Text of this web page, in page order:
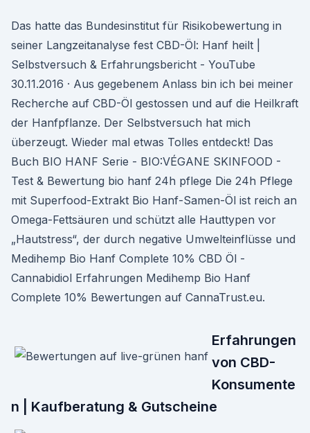
Das hatte das Bundes­institut für Risiko­bewertung in
seiner Lang­zeit­analyse fest CBD-Öl: Hanf heilt |
Selbstversuch & Erfahrungsbericht - YouTube
30.11.2016 · Aus gegebenem Anlass bin ich bei meiner
Recherche auf CBD-Öl gestossen und auf die Heilkraft
der Hanfpflanze. Der Selbstversuch hat mich
überzeugt. Wieder mal etwas Tolles entdeckt! Das
Buch BIO HANF Serie - BIO:VÉGANE SKINFOOD -
Test & Bewertung bio hanf 24h pflege Die 24h Pflege
mit Superfood-Extrakt Bio Hanf-Samen-Öl ist reich an
Omega-Fettsäuren und schützt alle Hauttypen vor
„Hautstress“, der durch negative Umwelteinflüsse und
Medihemp Bio Hanf Complete 10% CBD Öl -
Cannabidiol Erfahrungen Medihemp Bio Hanf
Complete 10% Bewertungen auf CannaTrust.eu.
Erfahrungen
von CBD-
Konsumente
n | Kaufberatung & Gutscheine